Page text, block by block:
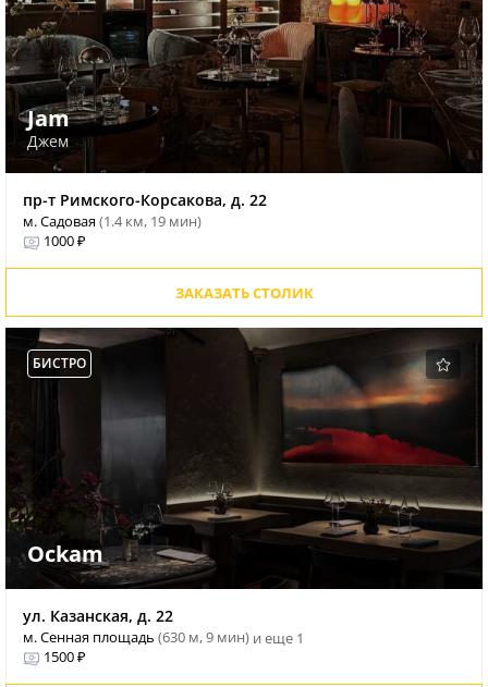
Jam
Джем
пр-т Римского-Корсакова, д. 22
м. Садовая(1.4 км, 19 мин)
1000 ₽
ЗАКАЗАТЬ СТОЛИК
БИСТРО
Ockam
ул. Казанская, д. 22
м. Сенная площадь (630 м, 9 мин) и еще 1
1500 ₽